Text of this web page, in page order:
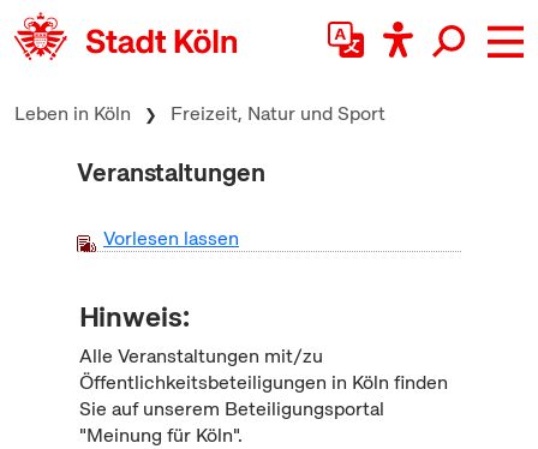
zum Inhalt springen
Leben in Köln Freizeit, Natur und Sport
Veranstaltungen
Vorlesen lassen
Hinweis:
Alle Veranstaltungen mit/zu
Öffentlichkeitsbeteiligungen in Köln finden
Sie auf unserem Beteiligungsportal
"Meinung für Köln".